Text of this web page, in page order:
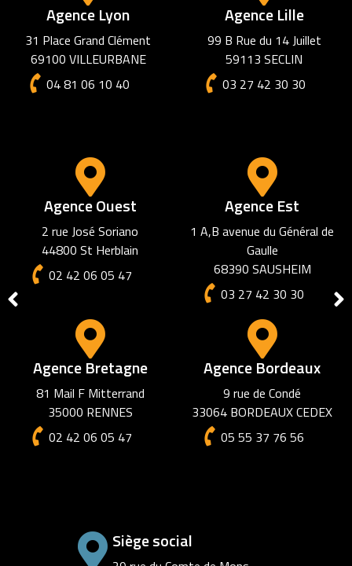
Agence Lyon
31 Place Grand Clément
69100 VILLEURBANE
04 81 06 10 40
Agence Lille
99 B Rue du 14 Juillet
59113 SECLIN
03 27 42 30 30
Agence Amiens
72 rue des Jacobins
80000 AMIENS
Agence Marseille
13006 Marseille
Siège social